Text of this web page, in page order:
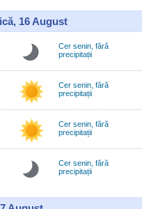
16 August
Cer senin, fără
precipitații
Cer senin, fără
precipitații
Cer senin, fără
precipitații
Cer senin, fără
precipitații